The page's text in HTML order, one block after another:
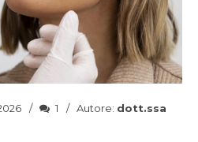
1 Autore: dott.ssa